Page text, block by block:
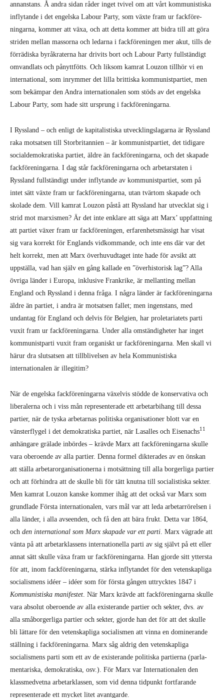
annanstans. Å andra sidan råder inget tvivel om att vårt kommunistiska
inflytande i det engelska Labour Party, som växte fram ur fack­före­
ningarna, kommer att växa, och att detta kommer att bidra till att göra
striden mellan massor­na och ledarna i fackföre­ningen mer akut, tills de
förrädiska byråkraterna har drivits bort och Labour Party fullständigt
omvandlats och pånyttfötts. Och liksom kamrat Louzon tillhör vi en
international, som in­rymmer det lilla brittiska kommunistpartiet, men
som bekämpar den Andra internationalen som stöds av det engelska
Labour Party, som hade sitt ursprung i fackföreningarna.
I Ryssland – och enligt de kapitalistiska utvecklingslagarna är Ryssland
raka motsatsen till Storbritannien – är kommunistpartiet, det tidigare
socialdemokratiska partiet, äldre än fack­föreningarna, och det skapade
fackföreningarna. I dag står fackföreningarna och arbetarstaten i
Ryssland fullständigt under inflytande av kommunistpartiet, som på
intet sätt växte fram ur fackföreningarna, utan tvärtom skapade och
skolade dem. Vill kamrat Louzon påstå att Ryss­land har utvecklat sig i
strid mot marxismen? Är det inte enklare att säga att Marx’ uppfatt­ning
att partiet växer fram ur fackföreningen, erfarenhetsmässigt har visat
sig vara korrekt för Englands vidkommande, och inte ens där var det
helt korrekt, men att Marx överhuvud­taget inte hade för avsikt att
uppställa, vad han själv en gång kallade en ”överhistorisk lag”? Alla
övriga länder i Europa, inklusive Frankrike, är mellanting mellan
England och Ryssland i denna fråga. I några länder är fackföreningarna
äldre än partiet, i andra är motsatsen fallet; men ingenstans, med
undantag för England och delvis för Belgien, har proletariatets parti
vuxit fram ur fackföreningarna. Under alla omständigheter har inget
kommunistparti vuxit fram organiskt ur fackföreningarna. Men skall vi
härur dra slutsatsen att tillblivelsen av hela Kommunistiska
internationalen är illegitim?
När de engelska fackföreningarna växelvis stödde de konservativa och
liberalerna och i viss mån representerade ett arbetarbihang till dessa
partier, när de tyska arbetarnas politiska orga­ni­sa­tioner blott var en
vänsterflygel i det demokratiska partiet, när Lasalles och Eise­nachs11
anhängare grälade inbördes – krävde Marx att fackföreningarna skulle
vara oberoende av alla partier. Denna formel dikterades av en önskan
att ställa arbetarorganisa­tionerna i mot­sättning till alla borgerliga partier
och att förhindra att de skulle bli för tätt knutna till socia­lis­tiska sekter.
Men kamrat Louzon kanske kommer ihåg att det också var Marx som
grundlade Första internationalen, vars mål var att leda arbetarrörelsen i
alla länder, i alla avseenden, och få den att bära frukt. Detta var 1864,
och den international som Marx skapade var ett parti . Marx vägrade att
vänta på att arbetarklassens internationella parti av sig självt på ett eller
annat sätt skulle växa fram ur fackföreningarna. Han gjorde sitt yttersta
för att, inom fackföreningarna, stärka inflytandet för den vetenskapliga
socialismens idéer – idéer som för första gången uttrycktes 1847 i
Kommunistiska manifestet . När Marx krävde att fackföreningarna skulle
vara absolut oberoende av alla existerande partier och sekter, dvs. av
alla småborgerliga partier och sekter, gjorde han det för att det skulle
bli lättare för den veten­skapliga socialis­men att vinna en dominerande
ställning i fackföreningarna. Marx såg aldrig den vetenskapliga
socialismens parti som ett av de existerande politiska partierna (parla­
men­tariska, demokra­tiska, osv.). För Marx var Internationalen den
klassmed­vetna arbetar­klassen, som vid denna tidpunkt fort­farande
representerade ett mycket litet avantgarde.